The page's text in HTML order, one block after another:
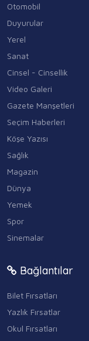
Otomobil
Duyurular
Yerel
Sanat
Cinsel - Cinsellik
Video Galeri
Gazete Manşetleri
Seçim Haberleri
Köşe Yazısı
Sağlık
Magazin
Dünya
Yemek
Spor
Sinemalar
Bağlantılar
Bilet Fırsatları
Yazlık Fırsatlar
Okul Fırsatları